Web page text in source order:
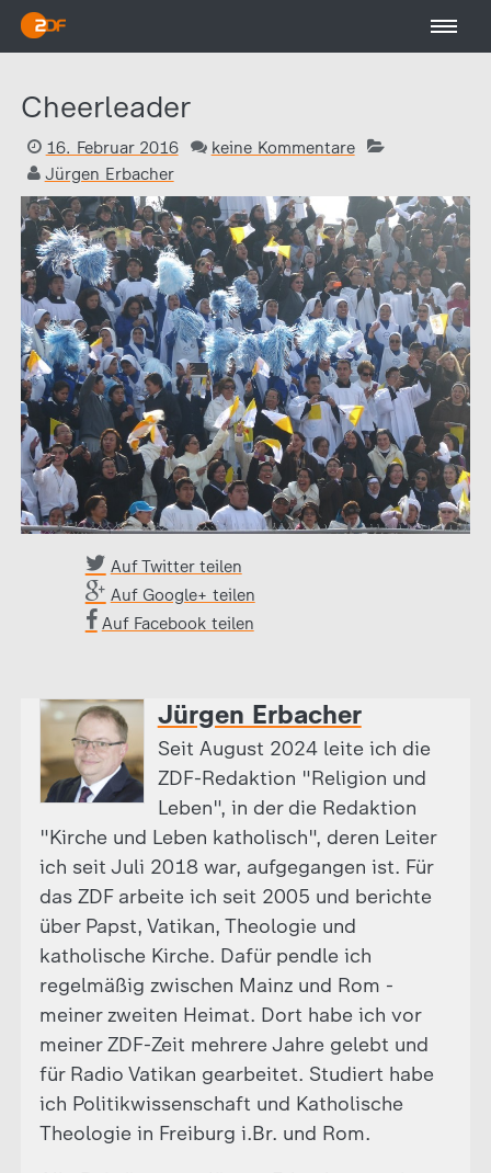
Cheerleader
16. Februar 2016
keine Kommentare
Jürgen Erbacher
Auf Twitter teilen
Auf Google+ teilen
Auf Facebook teilen
Jürgen Erbacher
Seit August 2024 leite ich die
ZDF-Redaktion "Religion und
Leben", in der die Redaktion
"Kirche und Leben katholisch", deren Leiter
ich seit Juli 2018 war, aufgegangen ist. Für
das ZDF arbeite ich seit 2005 und berichte
über Papst, Vatikan, Theologie und
katholische Kirche. Dafür pendle ich
regelmäßig zwischen Mainz und Rom -
meiner zweiten Heimat. Dort habe ich vor
meiner ZDF-Zeit mehrere Jahre gelebt und
für Radio Vatikan gearbeitet. Studiert habe
ich Politikwissenschaft und Katholische
Theologie in Freiburg i.Br. und Rom.